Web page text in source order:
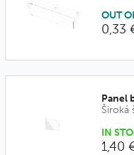
OUT
0,33
Panel
IN
1,40